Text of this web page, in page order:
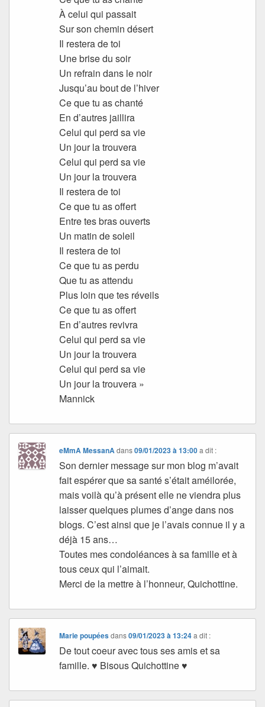
À celui qui passait
Sur son chemin désert
Il restera de toi
Une brise du soir
Un refrain dans le noir
Jusqu’au bout de l’hiver
Ce que tu as chanté
En d’autres jaillira
Celui qui perd sa vie
Un jour la trouvera
Celui qui perd sa vie
Un jour la trouvera
Il restera de toi
Ce que tu as offert
Entre tes bras ouverts
Un matin de soleil
Il restera de toi
Ce que tu as perdu
Que tu as attendu
Plus loin que tes réveils
Ce que tu as offert
En d’autres revivra
Celui qui perd sa vie
Un jour la trouvera
Celui qui perd sa vie
Un jour la trouvera »
Mannick
eMmA MessanA dans09/01/2023 à 13:00 a dit :
Son dernier message sur mon blog m’avait
fait espérer que sa santé s’était améilorée,
mais voilà qu’à présent elle ne viendra plus
laisser quelques plumes d’ange dans nos
blogs. C’est ainsi que je l’avais connue il y a
déjà 15 ans…
Toutes mes condoléances à sa famille et à
tous ceux qui l’aimait.
Merci de la mettre à l’honneur, Quichottine.
Marie poupéesdans09/01/2023 à 13:24 a dit :
De tout coeur avec tous ses amis et sa
famille. ♥ Bisous Quichottine ♥